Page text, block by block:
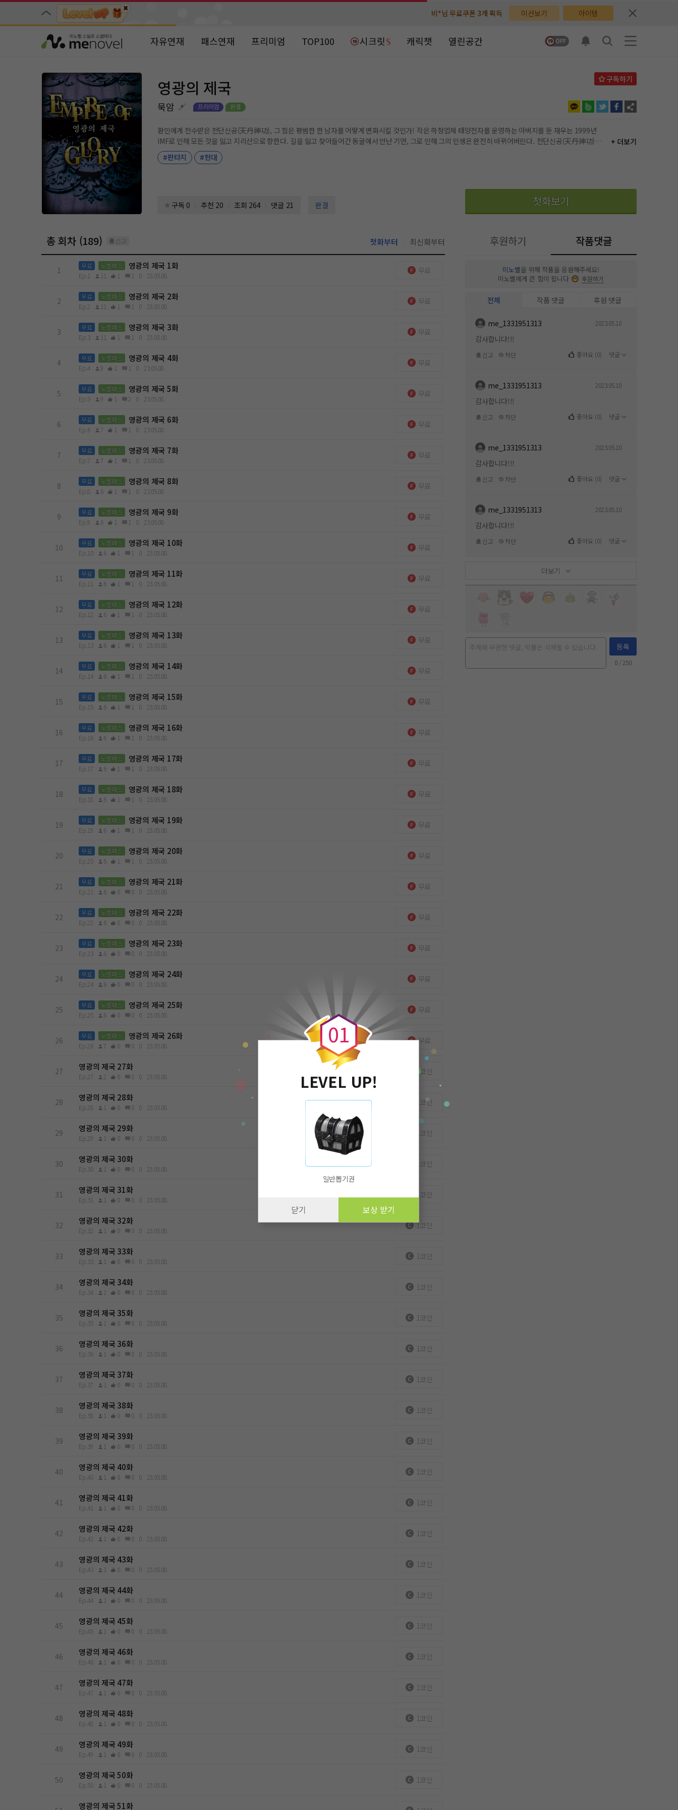
비*님 무료쿠폰 3개 획득
비*님 무료쿠폰 3개 획득
천***님 배지뽑기권 3개 획득
천***님 배지뽑기권 3개 획득
레*님 무료쿠폰 4개 획득
레*님 무료쿠폰 4개 획득
인*님 레어뽑기권 1개 획득
인*님 레어뽑기권 1개 획득
미션보기 아이템
자유연재 패스연재 프리미엄 TOP100 시크릿 캐릭챗 열린공간
영광의 제국
묵암
환인에게 전수받은 천단신공(天丹神功), 그 힘은 평범한 한 남자를 어떻게 변화시킬 것인가! 작은 하청업체 태양전자를 운영하는 아버지를 둔 재우는 1999년
IMF로 인해 모든 것을 잃고 지리산으로 향한다. 길을 잃고 찾아들어간 동굴에서 만난 기연, 그로 인해 그의 인생은 완전히 바뀌어버린다. 천단신공(天丹神功)의
놀라운 힘은 그의 정신과 육체를 서서히 단련시키고, 그 잠재력은 곧 모습을 드러낸다. 동시에 그런 재우를 향해 다가오는 미지의 손길. 과연 그들은 적인가, 아군
인가. 영광의 제국을 손에 쥘 사나이의 탄생, 그 시작!
+ 더보기
#판타지
#현대
구독 0 추천 20 조회 264 댓글 21 완결 첫화보기
총 회차 (189) 신고 첫화부터 최신화부터
1 무료 노벨패스 영광의 제국 1화
Ep.1 11 1 1 0 23.05.08
무료
2 무료 노벨패스 영광의 제국 2화
Ep.2 11 1 1 0 23.05.08
무료
3 무료 노벨패스 영광의 제국 3화
Ep.3 11 1 1 0 23.05.08
무료
4 무료 노벨패스 영광의 제국 4화
Ep.4 9 1 1 0 23.05.08
무료
5 무료 노벨패스 영광의 제국 5화
Ep.5 9 1 2 0 23.05.08
무료
6 무료 노벨패스 영광의 제국 6화
Ep.6 7 1 1 0 23.05.08
무료
7 무료 노벨패스 영광의 제국 7화
Ep.7 7 1 1 0 23.05.08
무료
8 무료 노벨패스 영광의 제국 8화
Ep.8 6 1 1 0 23.05.08
무료
9 무료 노벨패스 영광의 제국 9화
Ep.9 6 1 1 0 23.05.08
무료
10 무료 노벨패스 영광의 제국 10화
Ep.10 6 1 1 0 23.05.08
무료
11 무료 노벨패스 영광의 제국 11화
Ep.11 6 1 1 0 23.05.08
무료
12 무료 노벨패스 영광의 제국 12화
Ep.12 6 1 1 0 23.05.08
무료
13 무료 노벨패스 영광의 제국 13화
Ep.13 6 1 1 0 23.05.08
무료
14 무료 노벨패스 영광의 제국 14화
Ep.14 6 1 1 0 23.05.08
무료
15 무료 노벨패스 영광의 제국 15화
Ep.15 6 1 1 0 23.05.08
무료
16 무료 노벨패스 영광의 제국 16화
Ep.16 6 1 1 0 23.05.08
무료
17 무료 노벨패스 영광의 제국 17화
Ep.17 6 1 1 0 23.05.08
무료
18 무료 노벨패스 영광의 제국 18화
Ep.18 6 1 1 0 23.05.08
무료
19 무료 노벨패스 영광의 제국 19화
Ep.19 6 1 1 0 23.05.08
무료
20 무료 노벨패스 영광의 제국 20화
Ep.20 6 1 1 0 23.05.08
무료
21 무료 노벨패스 영광의 제국 21화
Ep.21 6 0 0 0 23.05.08
무료
22 무료 노벨패스 영광의 제국 22화
Ep.22 6 0 0 0 23.05.08
무료
23 무료 노벨패스 영광의 제국 23화
Ep.23 6 0 0 0 23.05.08
무료
24 무료 노벨패스 영광의 제국 24화
Ep.24 6 0 0 0 23.05.08
무료
25 무료 노벨패스 영광의 제국 25화
Ep.25 6 0 0 0 23.05.08
무료
26 무료 노벨패스 영광의 제국 26화
Ep.26 7 0 0 0 23.05.08
무료
27 영광의 제국 27화
Ep.27 2 0 0 0 23.05.08
1코인
28 영광의 제국 28화
Ep.28 1 0 0 0 23.05.08
1코인
29 영광의 제국 29화
Ep.29 1 0 0 0 23.05.08
1코인
30 영광의 제국 30화
Ep.30 1 0 0 0 23.05.08
1코인
31 영광의 제국 31화
Ep.31 1 0 0 0 23.05.08
1코인
32 영광의 제국 32화
Ep.32 1 0 0 0 23.05.08
1코인
33 영광의 제국 33화
Ep.33 1 0 0 0 23.05.08
1코인
34 영광의 제국 34화
Ep.34 1 0 0 0 23.05.08
1코인
35 영광의 제국 35화
Ep.35 1 0 0 0 23.05.08
1코인
36 영광의 제국 36화
Ep.36 1 0 0 0 23.05.08
1코인
37 영광의 제국 37화
Ep.37 1 0 0 0 23.05.08
1코인
38 영광의 제국 38화
Ep.38 1 0 0 0 23.05.08
1코인
39 영광의 제국 39화
Ep.39 1 0 0 0 23.05.08
1코인
40 영광의 제국 40화
Ep.40 1 0 0 0 23.05.08
1코인
41 영광의 제국 41화
Ep.41 1 0 0 0 23.05.08
1코인
42 영광의 제국 42화
Ep.42 1 0 0 0 23.05.08
1코인
43 영광의 제국 43화
Ep.43 1 0 0 0 23.05.08
1코인
44 영광의 제국 44화
Ep.44 1 0 0 0 23.05.08
1코인
45 영광의 제국 45화
Ep.45 1 0 0 0 23.05.08
1코인
46 영광의 제국 46화
Ep.46 1 0 0 0 23.05.08
1코인
47 영광의 제국 47화
Ep.47 1 0 0 0 23.05.08
1코인
48 영광의 제국 48화
Ep.48 1 0 0 0 23.05.08
1코인
49 영광의 제국 49화
Ep.49 1 0 0 0 23.05.08
1코인
50 영광의 제국 50화
Ep.50 1 0 0 0 23.05.08
1코인
영광의 제국 51화
후원하기 작품댓글
미노벨을 위해 작품을 응원해주세요!
미노벨에게 큰 힘이 됩니다
후원하기
전체 작품 댓글 후원 댓글
me_1331951313 2023.05.10
감사합니다!!!
신고 차단 좋아요 (0) 댓글
me_1331951313 2023.05.10
감사합니다!!!
신고 차단 좋아요 (0) 댓글
me_1331951313 2023.05.10
감사합니다!!!
신고 차단 좋아요 (0) 댓글
me_1331951313 2023.05.10
감사합니다!!!
신고 차단 좋아요 (0) 댓글
더보기
등록
0 / 250
0
0
1
LEVEL UP!
일반뽑기권
닫기 보상 받기